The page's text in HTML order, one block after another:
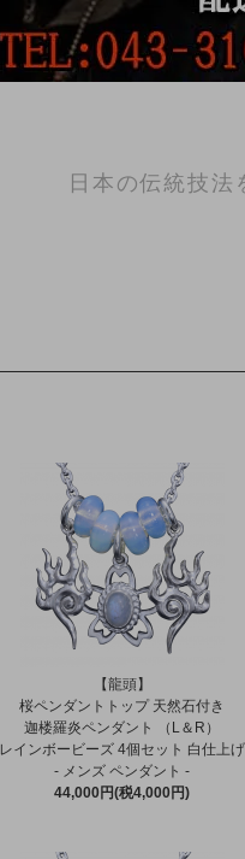
日本の伝統技法
【龍頭】
桜ペンダントトップ 天然石付き
迦楼羅炎ペンダント （L＆R）
レインボービーズ 4個セット 白仕上げ
- メンズ ペンダント -
44,000円(税4,000円)